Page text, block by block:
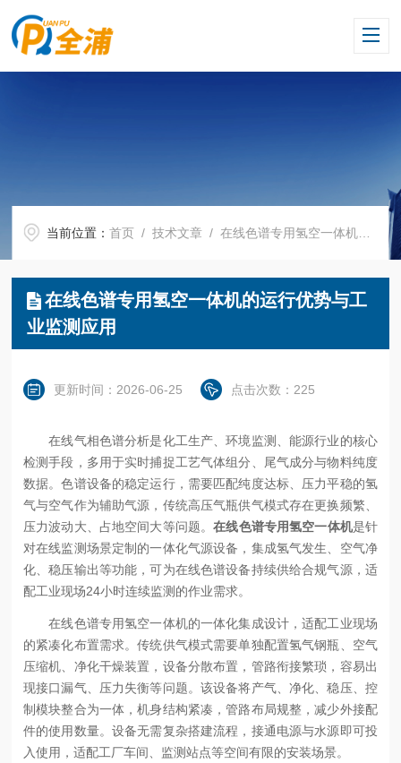
当前位置：首页 /技术文章 / 在线色谱专用氢空一体机的运行优势与工业监测应用
在线色谱专用氢空一体机的运行优势与工
业监测应用
更新时间：2026-06-25 点击次数：225
在线气相色谱分析是化工生产、环境监测、能源行业的核心
检测手段，多用于实时捕捉工艺气体组分、尾气成分与物料纯度
数据。色谱设备的稳定运行，需要匹配纯度达标、压力平稳的氢
气与空气作为辅助气源，传统高压气瓶供气模式存在更换频繁、
压力波动大、占地空间大等问题。在线色谱专用氢空一体机是针
对在线监测场景定制的一体化气源设备，集成氢气发生、空气净
化、稳压输出等功能，可为在线色谱设备持续供给合规气源，适
配工业现场24小时连续监测的作业需求。
在线色谱专用氢空一体机的一体化集成设计，适配工业现场
的紧凑化布置需求。传统供气模式需要单独配置氢气钢瓶、空气
压缩机、净化干燥装置，设备分散布置，管路衔接繁琐，容易出
现接口漏气、压力失衡等问题。该设备将产气、净化、稳压、控
制模块整合为一体，机身结构紧凑，管路布局规整，减少外接配
件的使用数量。设备无需复杂搭建流程，接通电源与水源即可投
入使用，适配工厂车间、监测站点等空间有限的安装场景。